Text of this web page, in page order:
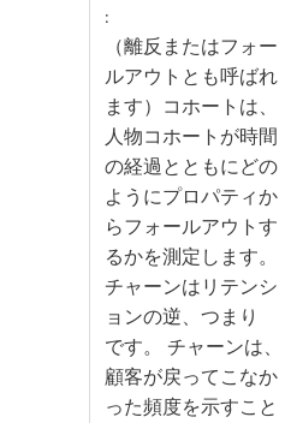
:
（離反またはフォー
ルアウトとも呼ばれ
ます）コホートは、
人物コホートが時間
の経過とともにどの
ようにプロパティか
らフォールアウトす
るかを測定します。
チャーンはリテンシ
ョンの逆、つまり
です。 チャーンは、
顧客が戻ってこなか
った頻度を示すこと